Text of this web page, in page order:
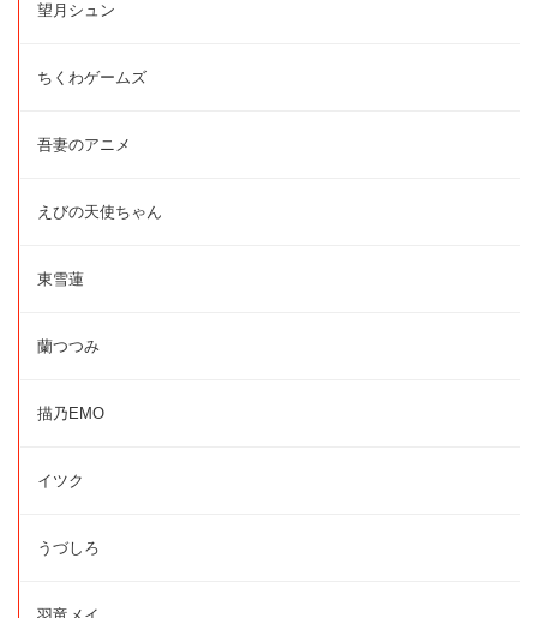
望月シュン
ちくわゲームズ
吾妻のアニメ
えびの天使ちゃん
東雪蓮
蘭つつみ
描乃EMO
イツク
うづしろ